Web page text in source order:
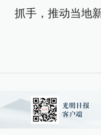
抓手，推动当地